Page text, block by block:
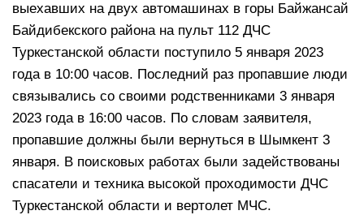
выехавших на двух автомашинах в горы Байжансай
Байдибекского района на пульт 112 ДЧС
Туркестанской области поступило 5 января 2023
года в 10:00 часов. Последний раз пропавшие люди
связывались со своими родственниками 3 января
2023 года в 16:00 часов. По словам заявителя,
пропавшие должны были вернуться в Шымкент 3
января. В поисковых работах были задействованы
спасатели и техника высокой проходимости ДЧС
Туркестанской области и вертолет МЧС.